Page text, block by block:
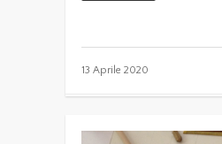
13 Aprile 2020